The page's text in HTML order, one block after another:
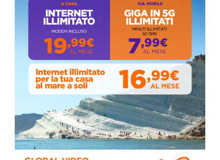
Circolo della stampa, terzo appuntamento
con il giornalista Giacinto Pipitone
Martedì, Agosto 04, 2026
📅 ESTATE MEDITERRANEA 2026 – COMUNE DI
SICULIANA
Venerdì, Luglio 24, 2026
📅 ESTATE MEDITERRANEA 2026 – COMUNE DI
SICULIANA
July 24, 2026
Siculiana, concerto del 1° Maggio 2026 in
Piazza Umberto I: arrivano I Cugini di